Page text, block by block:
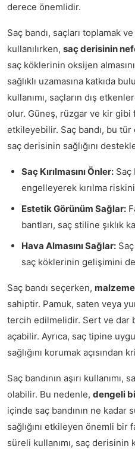
derece önemlidir.
Saç bandı, saçları toplamak
kullanılırken, saç derisinin
saç köklerinin oksijen
sağlıklı uzamasına katkıda
kullanımı, saçların dış
olur. Güneş, rüzgar ve kir
etkileyebilir. Saç bandı, bu
saç derisinin sağlığını
Saç Kırılmasını Önler: Saç
engelleyerek kırılma riskini
Estetik Görünüm Sağlar:
bantları, saç stiline şıklık
Hava Almasını Sağlar:
saç köklerinin gelişimini
Saç bandı seçerken,
sahiptir. Pamuk, saten veya
tercih edilmelidir. Sert ve dar
açabilir. Ayrıca, saç tipine
sağlığını korumak açısından
Saç bandının aşırı
olabilir. Bu nedenle, dengeli
içinde saç bandının ne kadar
sağlığını etkileyen önemli bir
süreli kullanımı, saç derisinin